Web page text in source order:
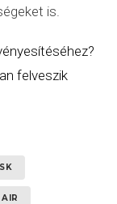
is.
felveszik